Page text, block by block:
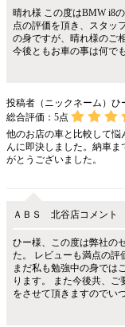
晴れ様 この度はBMW i8
点の評価を頂き、スタッ
の身ですが、晴れ様のご
今後ともお車の事は何で
投稿者（ニックネーム）ひ
総合評価： 5点
他のお店の車と比較して悩
んに即決しました。納車
がとうございました。
ＡＢＳ 北谷店コメント
ひー様、この度は弊社の
た。 レビューも満点の評
まだ私も勉強中の身では
ります。 また今後共、
をさせて頂きますのでい